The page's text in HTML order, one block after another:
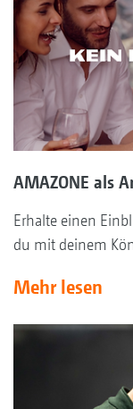
AMAZONE als
Erhalte einen
du mit deinem
Mehr lesen